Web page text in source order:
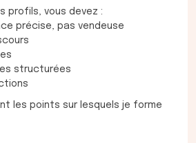
profils, vous devez :
précise, pas vendeuse
structurées
les points sur lesquels je forme